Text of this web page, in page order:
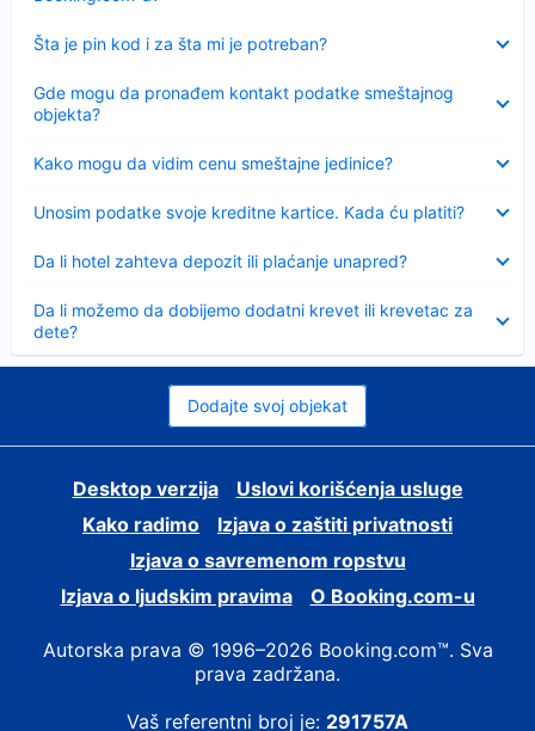
Šta je pin kod i za šta mi je potreban?
Sažeto
Gde mogu da pronađem kontakt podatke smeštajnog
objekta?
Kako mogu da vidim cenu smeštajne jedinice?
Unosim podatke svoje kreditne kartice. Kada ću platiti?
Da li hotel zahteva depozit ili plaćanje unapred?
Da li možemo da dobijemo dodatni krevet ili krevetac za
dete?
Dodajte svoj objekat
Desktop verzija
Uslovi korišćenja usluge
Kako radimo
Izjava o zaštiti privatnosti
Izjava o savremenom ropstvu
Izjava o ljudskim pravima
О Booking.com-u
Autorska prava © 1996–2026 Booking.com™. Sva
prava zadržana.
Vaš referentni broj je: 291757A